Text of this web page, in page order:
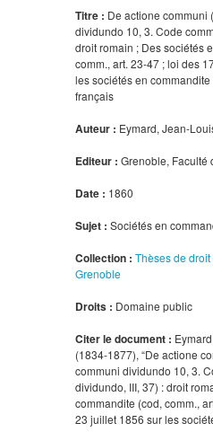
Titre : De actione communi
dividundo 10, 3. Code
droit romain ; Des sociétés
comm., art. 23-47 ; loi des
les sociétés en
français
Auteur : Eymard, Jean-
Editeur : Grenoble, Faculté
Date : 1860
Sujet : Sociétés en
Collection : Thèses de
Grenoble
Droits : Domaine public
Citer le document :
(1834-1877), “De actione
communi dividundo 10, 3.
dividundo, III, 37) : droit
commandite (cod, comm.,
23 juillet 1856 sur les